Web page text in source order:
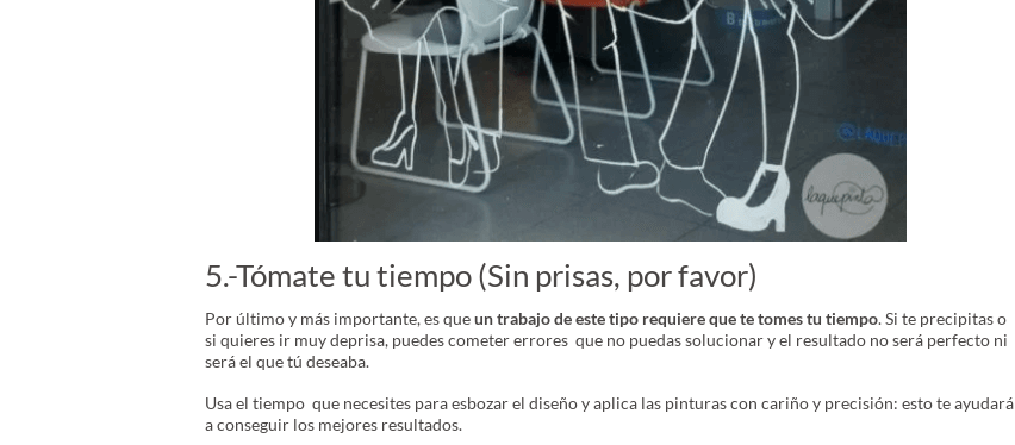
5.-Tómate tu tiempo (Sin prisas, por favor)
Por último y más importante, es queun trabajo de este tipo requiere que te tomes tu tiempo. Si te precipitas o
si quieres ir muy deprisa, puedes cometer errores que no puedas solucionar y el resultado no será perfecto ni
será el que tú deseaba.
Usa el tiempo que necesites para esbozar el diseño y aplica las pinturas con cariño y precisión: esto te ayudará
a conseguir los mejores resultados.